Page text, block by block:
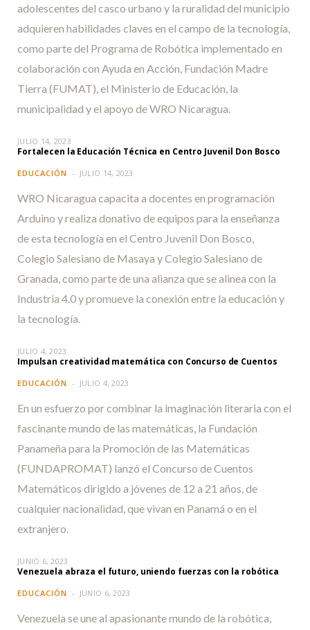
adolescentes del casco urbano y la ruralidad del municipio
adquieren habilidades claves en el campo de la tecnología,
como parte del Programa de Robótica implementado en
colaboración con Ayuda en Acción, Fundación Madre
Tierra (FUMAT), el Ministerio de Educación, la
municipalidad y el apoyo de WRO Nicaragua.
JULIO 14, 2023
Fortalecen la Educación Técnica en Centro Juvenil Don Bosco
EDUCACIÓN JULIO 14, 2023
WRO Nicaragua capacita a docentes en programación
Arduino y realiza donativo de equipos para la enseñanza
de esta tecnología en el Centro Juvenil Don Bosco,
Colegio Salesiano de Masaya y Colegio Salesiano de
Granada, como parte de una alianza que se alinea con la
Industria 4.0 y promueve la conexión entre la educación y
la tecnología.
JULIO 4, 2023
Impulsan creatividad matemática con Concurso de Cuentos
EDUCACIÓN JULIO 4, 2023
En un esfuerzo por combinar la imaginación literaria con el
fascinante mundo de las matemáticas, la Fundación
Panameña para la Promoción de las Matemáticas
(FUNDAPROMAT) lanzó el Concurso de Cuentos
Matemáticos dirigido a jóvenes de 12 a 21 años, de
cualquier nacionalidad, que vivan en Panamá o en el
extranjero.
JUNIO 6, 2023
Venezuela abraza el futuro, uniendo fuerzas con la robótica
EDUCACIÓN JUNIO 6, 2023
Venezuela se une al apasionante mundo de la robótica,